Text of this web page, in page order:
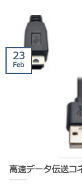
高速データ伝送
23
Feb